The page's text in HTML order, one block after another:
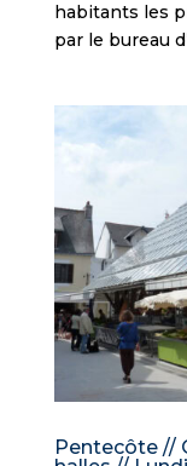
habitants les
par le bureau
Pentecôte //